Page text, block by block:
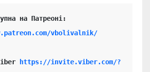
vbolivalnik/
https://invite.viber.com/?